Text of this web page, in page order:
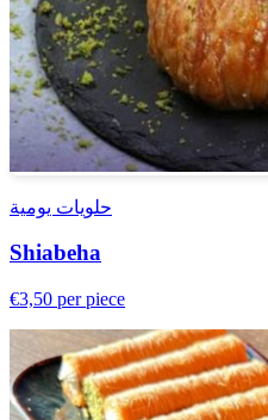
حلويات يومية
Shiabeha
€3,50 per piece